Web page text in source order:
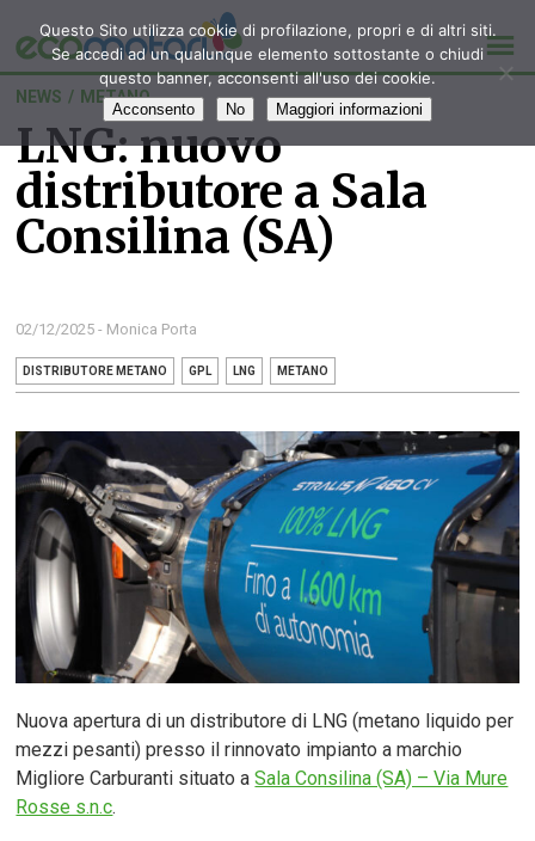
NEWS / METANO
LNG: nuovo
distributore a Sala
Consilina (SA)
02/12/2025 - Monica Porta
DISTRIBUTORE METANO GPL LNG METANO
Nuova apertura di un distributore di LNG (metano liquido per
mezzi pesanti) presso il rinnovato impianto a marchio
Migliore Carburanti situato aSala Consilina (SA) – Via Mure
Rosse s.n.c.
Questo Sito utilizza cookie di profilazione, propri e di altri siti.
Se accedi ad un qualunque elemento sottostante o chiudi
questo banner, acconsenti all'uso dei cookie.
Acconsento No Maggiori informazioni